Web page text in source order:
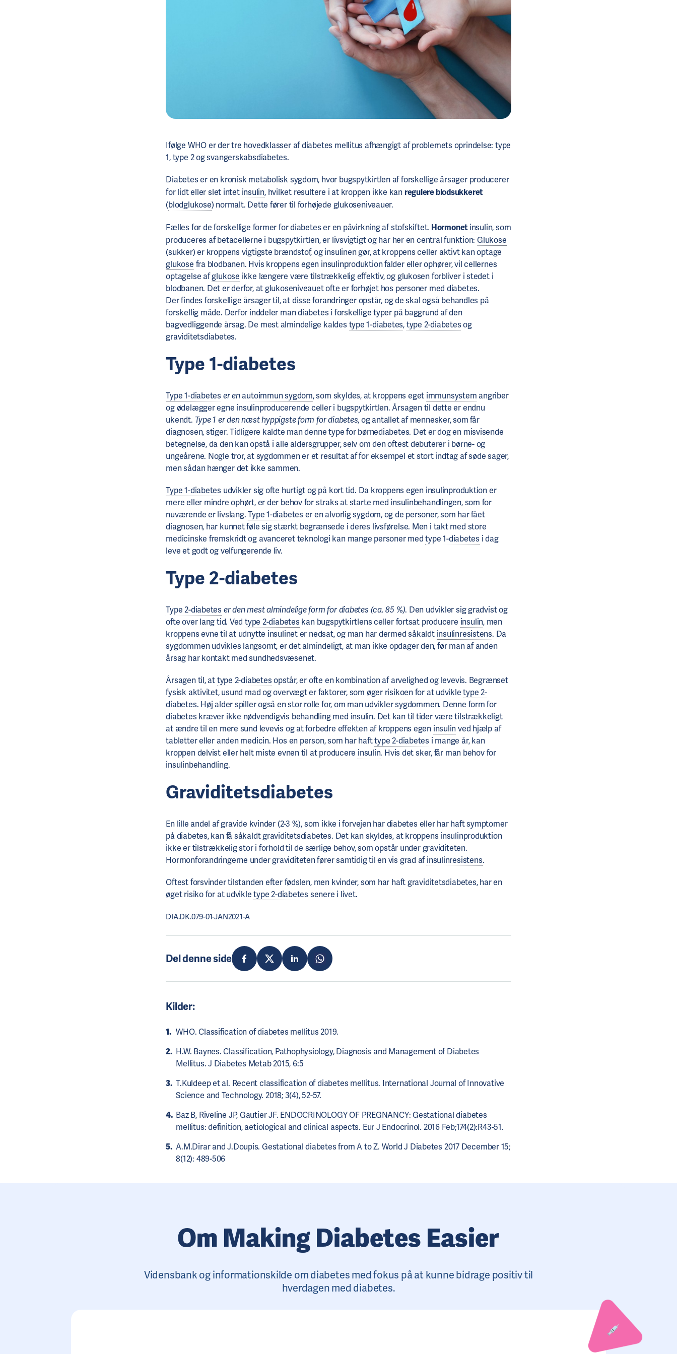
Ifølge WHO er der tre hovedklasser af diabetes mellitus afhængigt af problemets oprindelse: type
1, type 2 og svangerskabsdiabetes.
Diabetes er en kronisk metabolisk sygdom, hvor bugspytkirtlen af forskellige årsager producerer
for lidt eller slet intet insulin, hvilket resultere i at kroppen ikke kan regulere blodsukkeret
(blodglukose) normalt. Dette fører til forhøjede glukoseniveauer.
Fælles for de forskellige former for diabetes er en påvirkning af stofskiftet. Hormonetinsulin, som
produceres af betacellerne i bugspytkirtlen, er livsvigtigt og har her en central funktion:Glukose
(sukker) er kroppens vigtigste brændstof, og insulinen gør, at kroppens celler aktivt kan optage
glukose fra blodbanen. Hvis kroppens egen insulinproduktion falder eller ophører, vil cellernes
optagelse afglukose ikke længere være tilstrækkelig effektiv, og glukosen forbliver i stedet i
blodbanen. Det er derfor, at glukoseniveauet ofte er forhøjet hos personer med diabetes.
Der findes forskellige årsager til, at disse forandringer opstår, og de skal også behandles på
forskellig måde. Derfor inddeler man diabetes i forskellige typer på baggrund af den
bagvedliggende årsag. De mest almindelige kaldes type 1-diabetes,type 2-diabetesog
graviditetsdiabetes.
Type 1-diabetes
Type 1-diabetes er enautoimmun sygdom, som skyldes, at kroppens eget immunsystem angriber
og ødelægger egne insulinproducerende celler i bugspytkirtlen. Årsagen til dette er endnu
ukendt. Type 1 er den næst hyppigste form for diabetes, og antallet af mennesker, som får
diagnosen, stiger. Tidligere kaldte man denne type for børnediabetes. Det er dog en misvisende
betegnelse, da den kan opstå i alle aldersgrupper, selv om den oftest debuterer i børne- og
ungeårene. Nogle tror, at sygdommen er et resultat af for eksempel et stort indtag af søde sager,
men sådan hænger det ikke sammen.
Type 1-diabetes udvikler sig ofte hurtigt og på kort tid. Da kroppens egen insulinproduktion er
mere eller mindre ophørt, er der behov for straks at starte med insulinbehandlingen, som for
nuværende er livslang.Type 1-diabetes er en alvorlig sygdom, og de personer, som har fået
diagnosen, har kunnet føle sig stærkt begrænsede i deres livsførelse. Men i takt med store
medicinske fremskridt og avanceret teknologi kan mange personer medtype 1-diabetes i dag
leve et godt og velfungerende liv.
Type 2-diabetes
Type 2-diabetes er den mest almindelige form for diabetes (ca. 85 %). Den udvikler sig gradvist og
ofte over lang tid. Vedtype 2-diabetes kan bugspytkirtlens celler fortsat producere insulin, men
kroppens evne til at udnytte insulinet er nedsat, og man har dermed såkaldt insulinresistens. Da
sygdommen udvikles langsomt, er det almindeligt, at man ikke opdager den, før man af anden
årsag har kontakt med sundhedsvæsenet.
Årsagen til, attype 2-diabetesopstår, er ofte en kombination af arvelighed og levevis. Begrænset
fysisk aktivitet, usund mad og overvægt er faktorer, som øger risikoen for at udvikletype 2-
diabetes. Høj alder spiller også en stor rolle for, om man udvikler sygdommen. Denne form for
diabetes kræver ikke nødvendigvis behandling med insulin. Det kan til tider være tilstrækkeligt
at ændre til en mere sund levevis og at forbedre effekten af kroppens egen insulinved hjælp af
tabletter eller anden medicin. Hos en person, som har hafttype 2-diabetes i mange år, kan
kroppen delvist eller helt miste evnen til at producere insulin. Hvis det sker, får man behov for
insulinbehandling.
Graviditetsdiabetes
En lille andel af gravide kvinder (2-3 %), som ikke i forvejen har diabetes eller har haft symptomer
på diabetes, kan få såkaldt graviditetsdiabetes. Det kan skyldes, at kroppens insulinproduktion
ikke er tilstrækkelig stor i forhold til de særlige behov, som opstår under graviditeten.
Hormonforandringerne under graviditeten fører samtidig til en vis grad afinsulinresistens.
Oftest forsvinder tilstanden efter fødslen, men kvinder, som har haft graviditetsdiabetes, har en
øget risiko for at udvikletype 2-diabetes senere i livet.
DIA.DK.079-01-JAN2021-A
Del denne side
Kilder:
WHO. Classification of diabetes mellitus 2019.
H.W. Baynes. Classification, Pathophysiology, Diagnosis and Management of Diabetes
Mellitus. J Diabetes Metab 2015, 6:5
T.Kuldeep et al. Recent classification of diabetes mellitus. International Journal of Innovative
Science and Technology. 2018; 3(4), 52-57.
Baz B, Riveline JP, Gautier JF. ENDOCRINOLOGY OF PREGNANCY: Gestational diabetes
mellitus: definition, aetiological and clinical aspects. Eur J Endocrinol. 2016 Feb;174(2):R43-51.
A.M.Dirar and J.Doupis. Gestational diabetes from A to Z. World J Diabetes 2017 December 15;
8(12): 489-506
Om Making Diabetes Easier
Vidensbank og informationskilde om diabetes med fokus på at kunne bidrage positiv til
hverdagen med diabetes.